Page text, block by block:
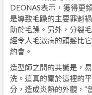
DEONAS表示，獲得更
是導致毛躁的主要罪魁
助於毛躁。另外，分裂
經令人毛激病的頭髮比
約會。
造型師之間的共識是，
洗。這真的關於這裡的
分，造成炎熱的外觀，”